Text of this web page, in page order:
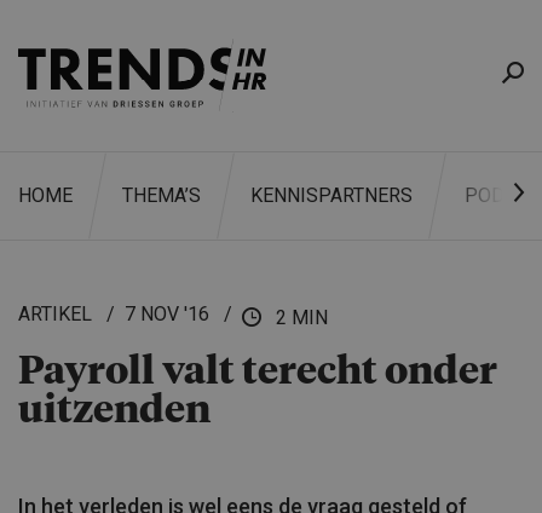
HOME THEMA’S KENNISPARTNERS
ZOEKEN
ARTIKEL 7 NOV '16 2 MIN
Payroll valt terecht onder
uitzenden
In het verleden is wel eens de vraag gesteld of